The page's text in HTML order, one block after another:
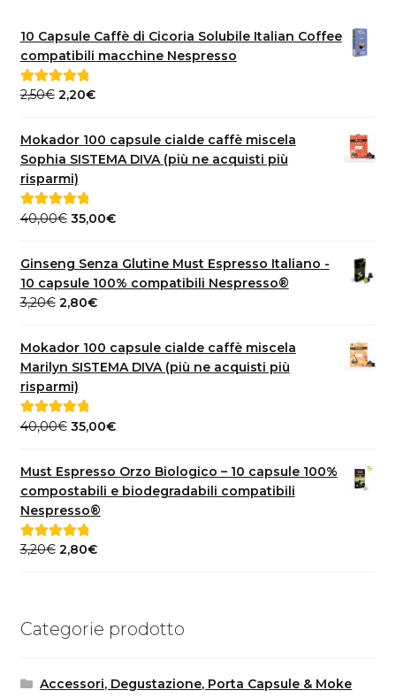
10 Capsule Caffè di Cicoria Solubile Italian Coffee
compatibili macchine Nespresso
Valutato5.00
2,50€ Il
originale
era:
2,50€.
2,20€Il
attuale
è:
Mokador 100 capsule cialde caffè miscela
Sophia SISTEMA DIVA (più ne acquisti più
risparmi)
Valutato5.00
40,00€ Il
originale
era:
40,00€.
35,00€Il
attuale
è:
Ginseng Senza Glutine Must Espresso Italiano -
10 capsule 100% compatibili Nespresso®
3,20€ Il
originale
era:
3,20€.
2,80€Il
attuale
è:
Mokador 100 capsule cialde caffè miscela
Marilyn SISTEMA DIVA (più ne acquisti più
risparmi)
Valutato5.00
40,00€ Il
originale
era:
40,00€.
35,00€Il
attuale
è:
Must Espresso Orzo Biologico – 10 capsule 100%
compostabili e biodegradabili compatibili
Nespresso®
Valutato5.00
3,20€ Il
3,20€.
2,80€Il
2,80€.
Categorie prodotto
Accessori, Degustazione, Porta Capsule & Moke